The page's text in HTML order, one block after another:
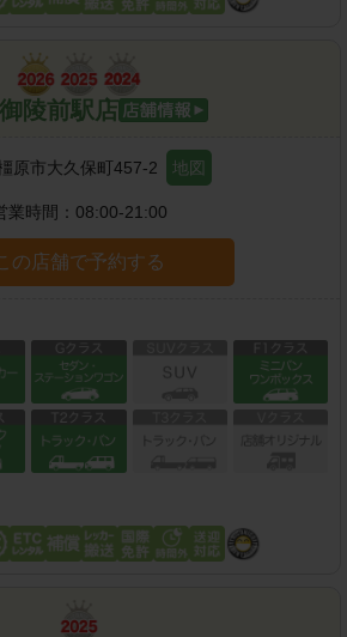
陵前駅店
原市大久保町457-2 地図
業時間： 08:00-21:00
の店舗で予約する